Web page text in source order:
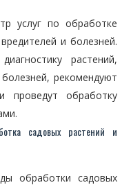
услуг по обработке
и болезней.
растений,
рекомендуют
обработку
садовых растений и
обработки садовых